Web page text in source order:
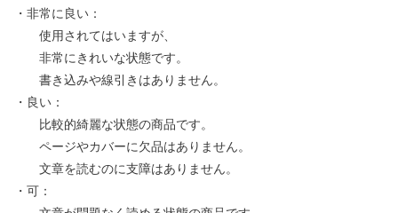
・非常に良い：
使用されてはいますが、
非常にきれいな状態です。
書き込みや線引きはありません。
・良い：
比較的綺麗な状態の商品です。
ページやカバーに欠品はありません。
文章を読むのに支障はありません。
・可：